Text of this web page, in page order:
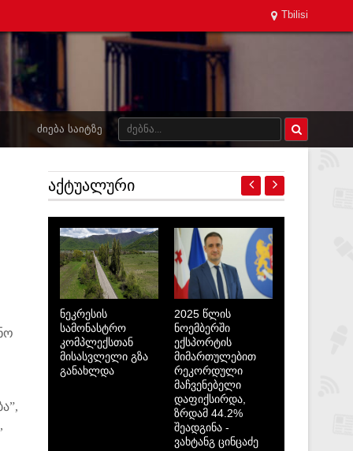
Tbilisi
ᲫᲘᲔᲑᲐ ᲡᲐᲘᲢᲖᲔ
ᲐᲥᲢᲣᲐᲚᲣᲠᲘ
ნეკრესის
სამონასტრო
კომპლექსთან
მისასვლელი გზა
განახლდა
2025 წლის
ნოემბერში
ექსპორტის
მიმართულებით
რეკორდული
მაჩვენებელი
დაფიქსირდა,
ზრდამ 44.2%
შეადგინა -
ვახტანგ ცინცაძე